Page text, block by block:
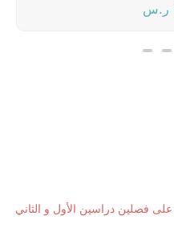
ر.س
فصلين دراسين الأول و الثاني